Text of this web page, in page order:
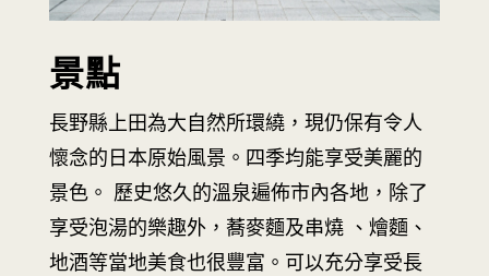
景點
長野縣上田為大自然所環繞，現仍保有令人
懷念的日本原始風景。四季均能享受美麗的
景色。 歷史悠久的溫泉遍佈市內各地，除了
享受泡湯的樂趣外，蕎麥麵及串燒 、燴麵、
地酒等當地美食也很豐富。可以充分享受長